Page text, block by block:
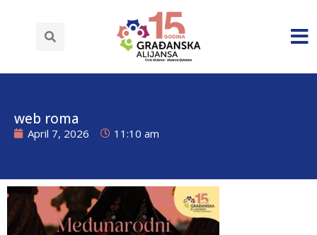
web roma
April 7, 2026 11:10 am